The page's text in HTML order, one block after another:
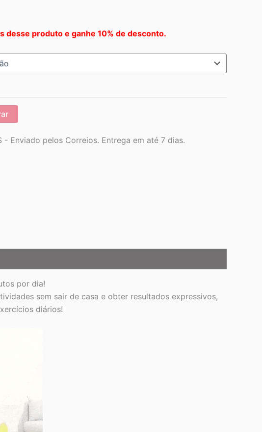
desse produto e ganhe 10% de desconto.
- Enviado pelos Correios. Entrega em até 7 dias.
por dia!
sem sair de casa e obter resultados expressivos,
diários!